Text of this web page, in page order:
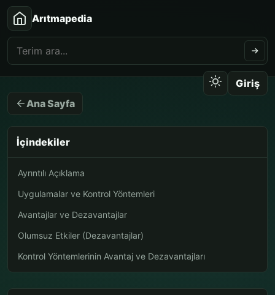
Arıtmapedia
Giriş
Ana Sayfa
İçindekiler
Ayrıntılı Açıklama
Uygulamalar ve Kontrol Yöntemleri
Avantajlar ve Dezavantajlar
Olumsuz Etkiler (Dezavantajlar)
Kontrol Yöntemlerinin Avantaj ve Dezavantajları